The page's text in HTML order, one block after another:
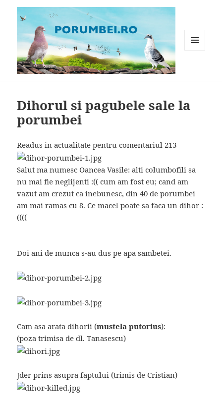
Dihorul si pagubele sale la
porumbei
Readus in actualitate pentru comentariul 213
Salut ma numesc Oancea Vasile: alti columbofili sa
nu mai fie neglijenti :(( cum am fost eu; cand am
vazut am crezut ca inebunesc, din 40 de porumbei
am mai ramas cu 8. Ce macel poate sa faca un dihor :
((((
Doi ani de munca s-au dus pe apa sambetei.
Cam asa arata dihorii (mustela putorius):
(poza trimisa de dl. Tanasescu)
Jder prins asupra faptului (trimis de Cristian)